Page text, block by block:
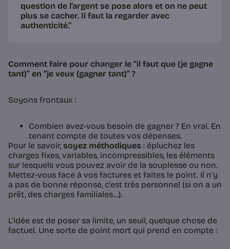
question de l’argent se pose alors et on ne peut
plus se cacher. Il faut la regarder avec
authenticité.”
Comment faire pour changer le “il faut que (je gagne
tant)” en “je veux (gagner tant)” ?
Soyons frontaux :
Combien avez-vous besoin de gagner ? En vrai. En
tenant compte de toutes vos dépenses.
Pour le savoir, soyez méthodiques : épluchez les
charges fixes, variables, incompressibles, les éléments
sur lesquels vous pouvez avoir de la souplesse ou non.
Mettez-vous face à vos factures et faites le point. Il n’y
a pas de bonne réponse, c’est très personnel (si on a un
prêt, des charges familiales…).
L’idée est de poser sa limite, un seuil, quelque chose de
factuel. Une sorte de point mort qui prend en compte :